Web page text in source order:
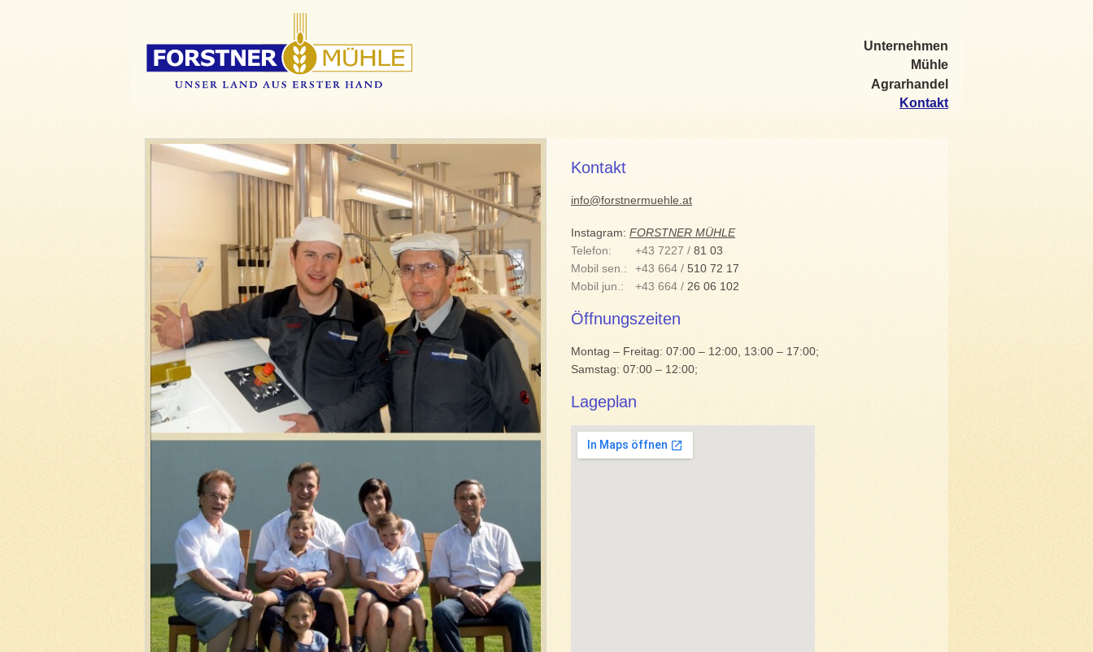
Unternehmen
Mühle
Agrarhandel
Kontakt
Kontakt
info@forstnermuehle.at
Instagram: FORSTNER MÜHLE
Telefon:
+43 7227 / 81 03
Mobil sen.:
+43 664 / 510 72 17
Mobil jun.:
+43 664 / 26 06 102
Öffnungszeiten
Montag – Freitag: 07:00 – 12:00, 13:00 – 17:00;
Samstag: 07:00 – 12:00;
Lageplan